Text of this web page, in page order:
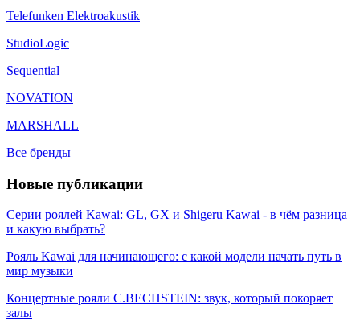
Telefunken Elektroakustik
StudioLogic
Sequential
NOVATION
MARSHALL
Все бренды
Новые публикации
Серии роялей Kawai: GL, GX и Shigeru Kawai - в чём разница
и какую выбрать?
Рояль Kawai для начинающего: с какой модели начать путь в
мир музыки
Концертные рояли C.BECHSTEIN: звук, который покоряет
залы